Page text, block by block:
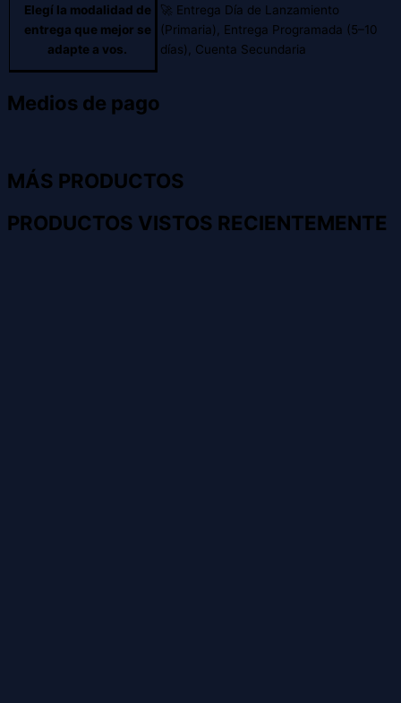
Elegí la modalidad de
entrega que mejor se
adapte a vos.
🚀 Entrega Día de Lanzamiento
(Primaria), Entrega Programada (5–10
días), Cuenta Secundaria
Medios de pago
MÁS PRODUCTOS
PRODUCTOS VISTOS RECIENTEMENTE